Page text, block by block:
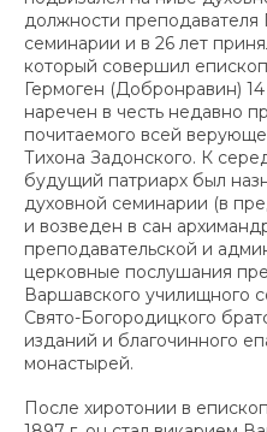
должности преподавателя
семинарии и в 26 лет
который совершил
Гермоген (Добронравин)
наречен в честь недавно
почитаемого всей
Тихона Задонского. К
будущий патриарх был
духовной семинарии (в
и возведен в сан
преподавательской и
церковные послушания
Варшавского училищного
Свято-Богородицкого
изданий и благочинного
монастырей.
После хиротонии в